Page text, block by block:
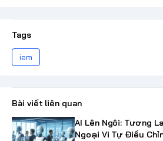
Tags
iem
Bài viết liên quan
AI Lên Ngôi: Tương
Ngoại Vi Tự Điều